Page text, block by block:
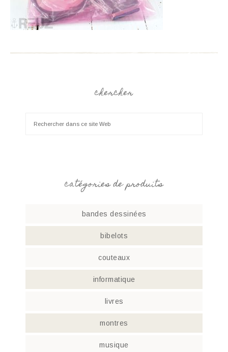
chercher
catégories de produits
bandes dessinées
bibelots
couteaux
informatique
livres
montres
musique